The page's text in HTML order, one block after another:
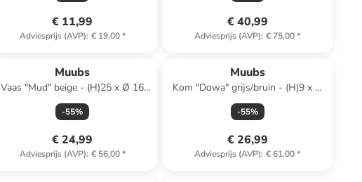
€ 11,99
Adviesprijs (AVP): € 19,00*
€ 40,99
Adviesprijs (AVP): € 75,00*
Muubs
Vaas "Mud" beige - (H)25 x Ø 16
cm
-55%
€ 24,99
Adviesprijs (AVP): € 56,00*
Muubs
Kom "Dowa" grijs/bruin - (H)9 x Ø
15 cm
-55%
€ 26,99
Adviesprijs (AVP): € 61,00*